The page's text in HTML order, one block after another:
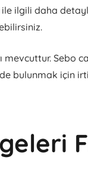
ile ilgili daha
Sebo
bulunmak için